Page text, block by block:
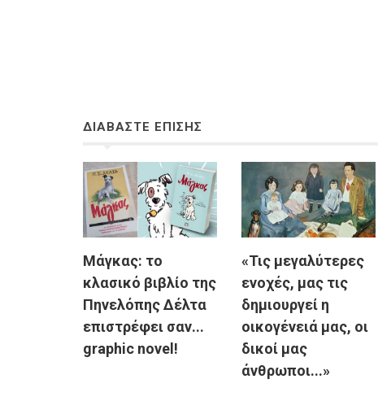
ΔΙΑΒΑΣΤΕ ΕΠΙΣΗΣ
Μάγκας: το
κλασικό βιβλίο της
Πηνελόπης Δέλτα
επιστρέφει σαν...
graphic novel!
«Τις μεγαλύτερες
ενοχές, μας τις
δημιουργεί η
οικογένειά μας, οι
δικοί μας
άνθρωποι...»